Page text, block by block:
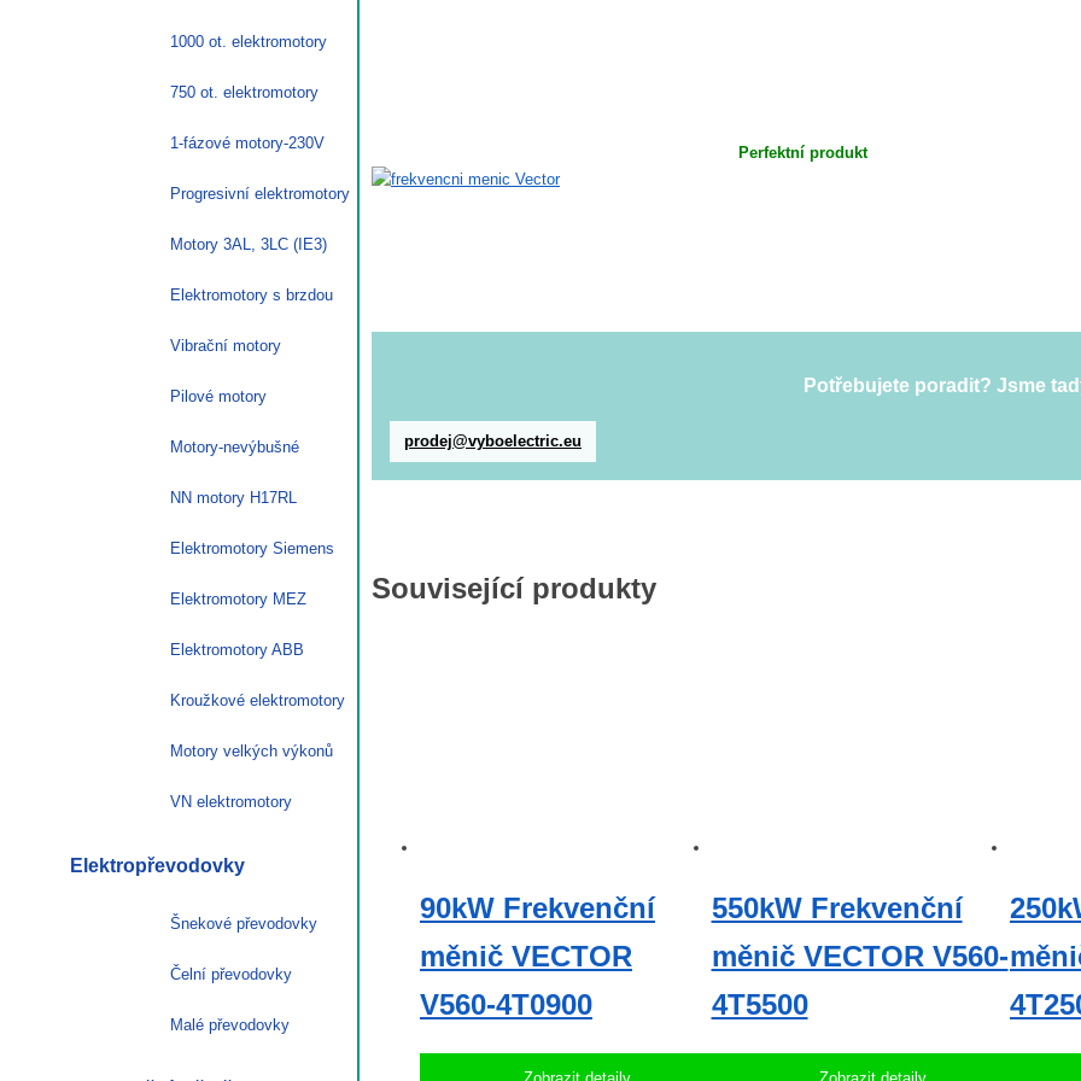
Perfektní produkt
Potřebujete poradit? Jsme
prodej@vyboelectric.eu
Související produkty
90kW Frekvenční
měnič VECTOR
V560-4T0900
550kW Frekvenční
měnič VECTOR V560-
4T5500
1000 ot. elektromotory
750 ot. elektromotory
1-fázové motory-230V
Progresivní elektromotory
Motory 3AL, 3LC (IE3)
Elektromotory s brzdou
Vibrační motory
Pilové motory
Motory-nevýbušné
NN motory H17RL
Elektromotory Siemens
Elektromotory MEZ
Elektromotory ABB
Kroužkové elektromotory
Motory velkých výkonů
VN elektromotory
Elektropřevodovky
Šnekové převodovky
Čelní převodovky
Malé převodovky